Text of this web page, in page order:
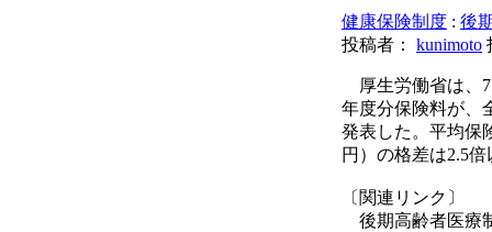
健康保険制度 : 後
投稿者： kunimoto
厚生労働省は、
年度分保険料が、
発表した。平均保
円）の格差は2.5
〔関連リンク〕
後期高齢者医療